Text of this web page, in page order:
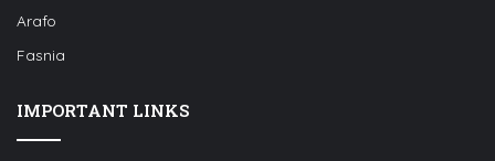
Arafo
Fasnia
IMPORTANT LINKS